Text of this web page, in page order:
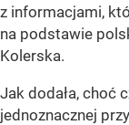
z informacjami,
na podstawie
Kolerska.
Jak dodała, choć
jednoznacznej